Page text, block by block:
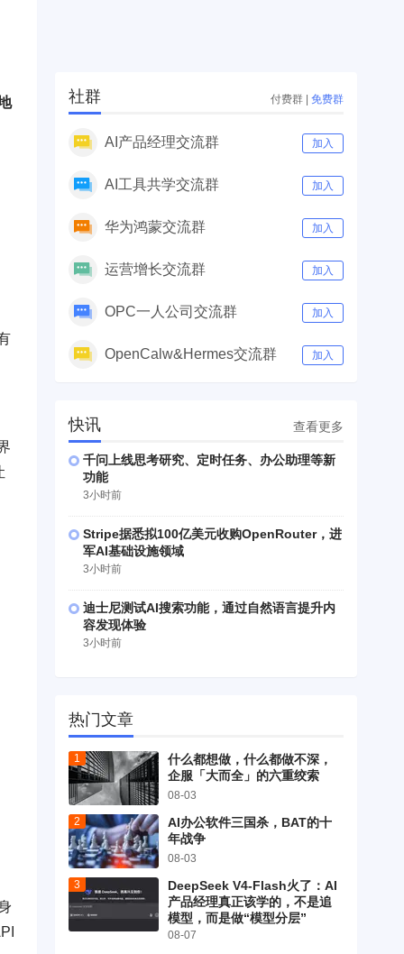
社群 付费群 | 免费群
AI产品经理交流群 加入
AI工具共学交流群 加入
华为鸿蒙交流群 加入
运营增长交流群 加入
OPC一人公司交流群 加入
OpenCalw&Hermes交流群 加入
快讯 查看更多
千问上线思考研究、定时任务、办公助理等新
功能
3小时前
Stripe据悉拟100亿美元收购OpenRouter，进
军AI基础设施领域
3小时前
迪士尼测试AI搜索功能，通过自然语言提升内
容发现体验
3小时前
热门文章
什么都想做，什么都做不深，
企服「大而全」的六重绞索
08-03
AI办公软件三国杀，BAT的十
年战争
08-03
DeepSeek V4-Flash火了：AI
产品经理真正该学的，不是追
模型，而是做“模型分层”
08-07